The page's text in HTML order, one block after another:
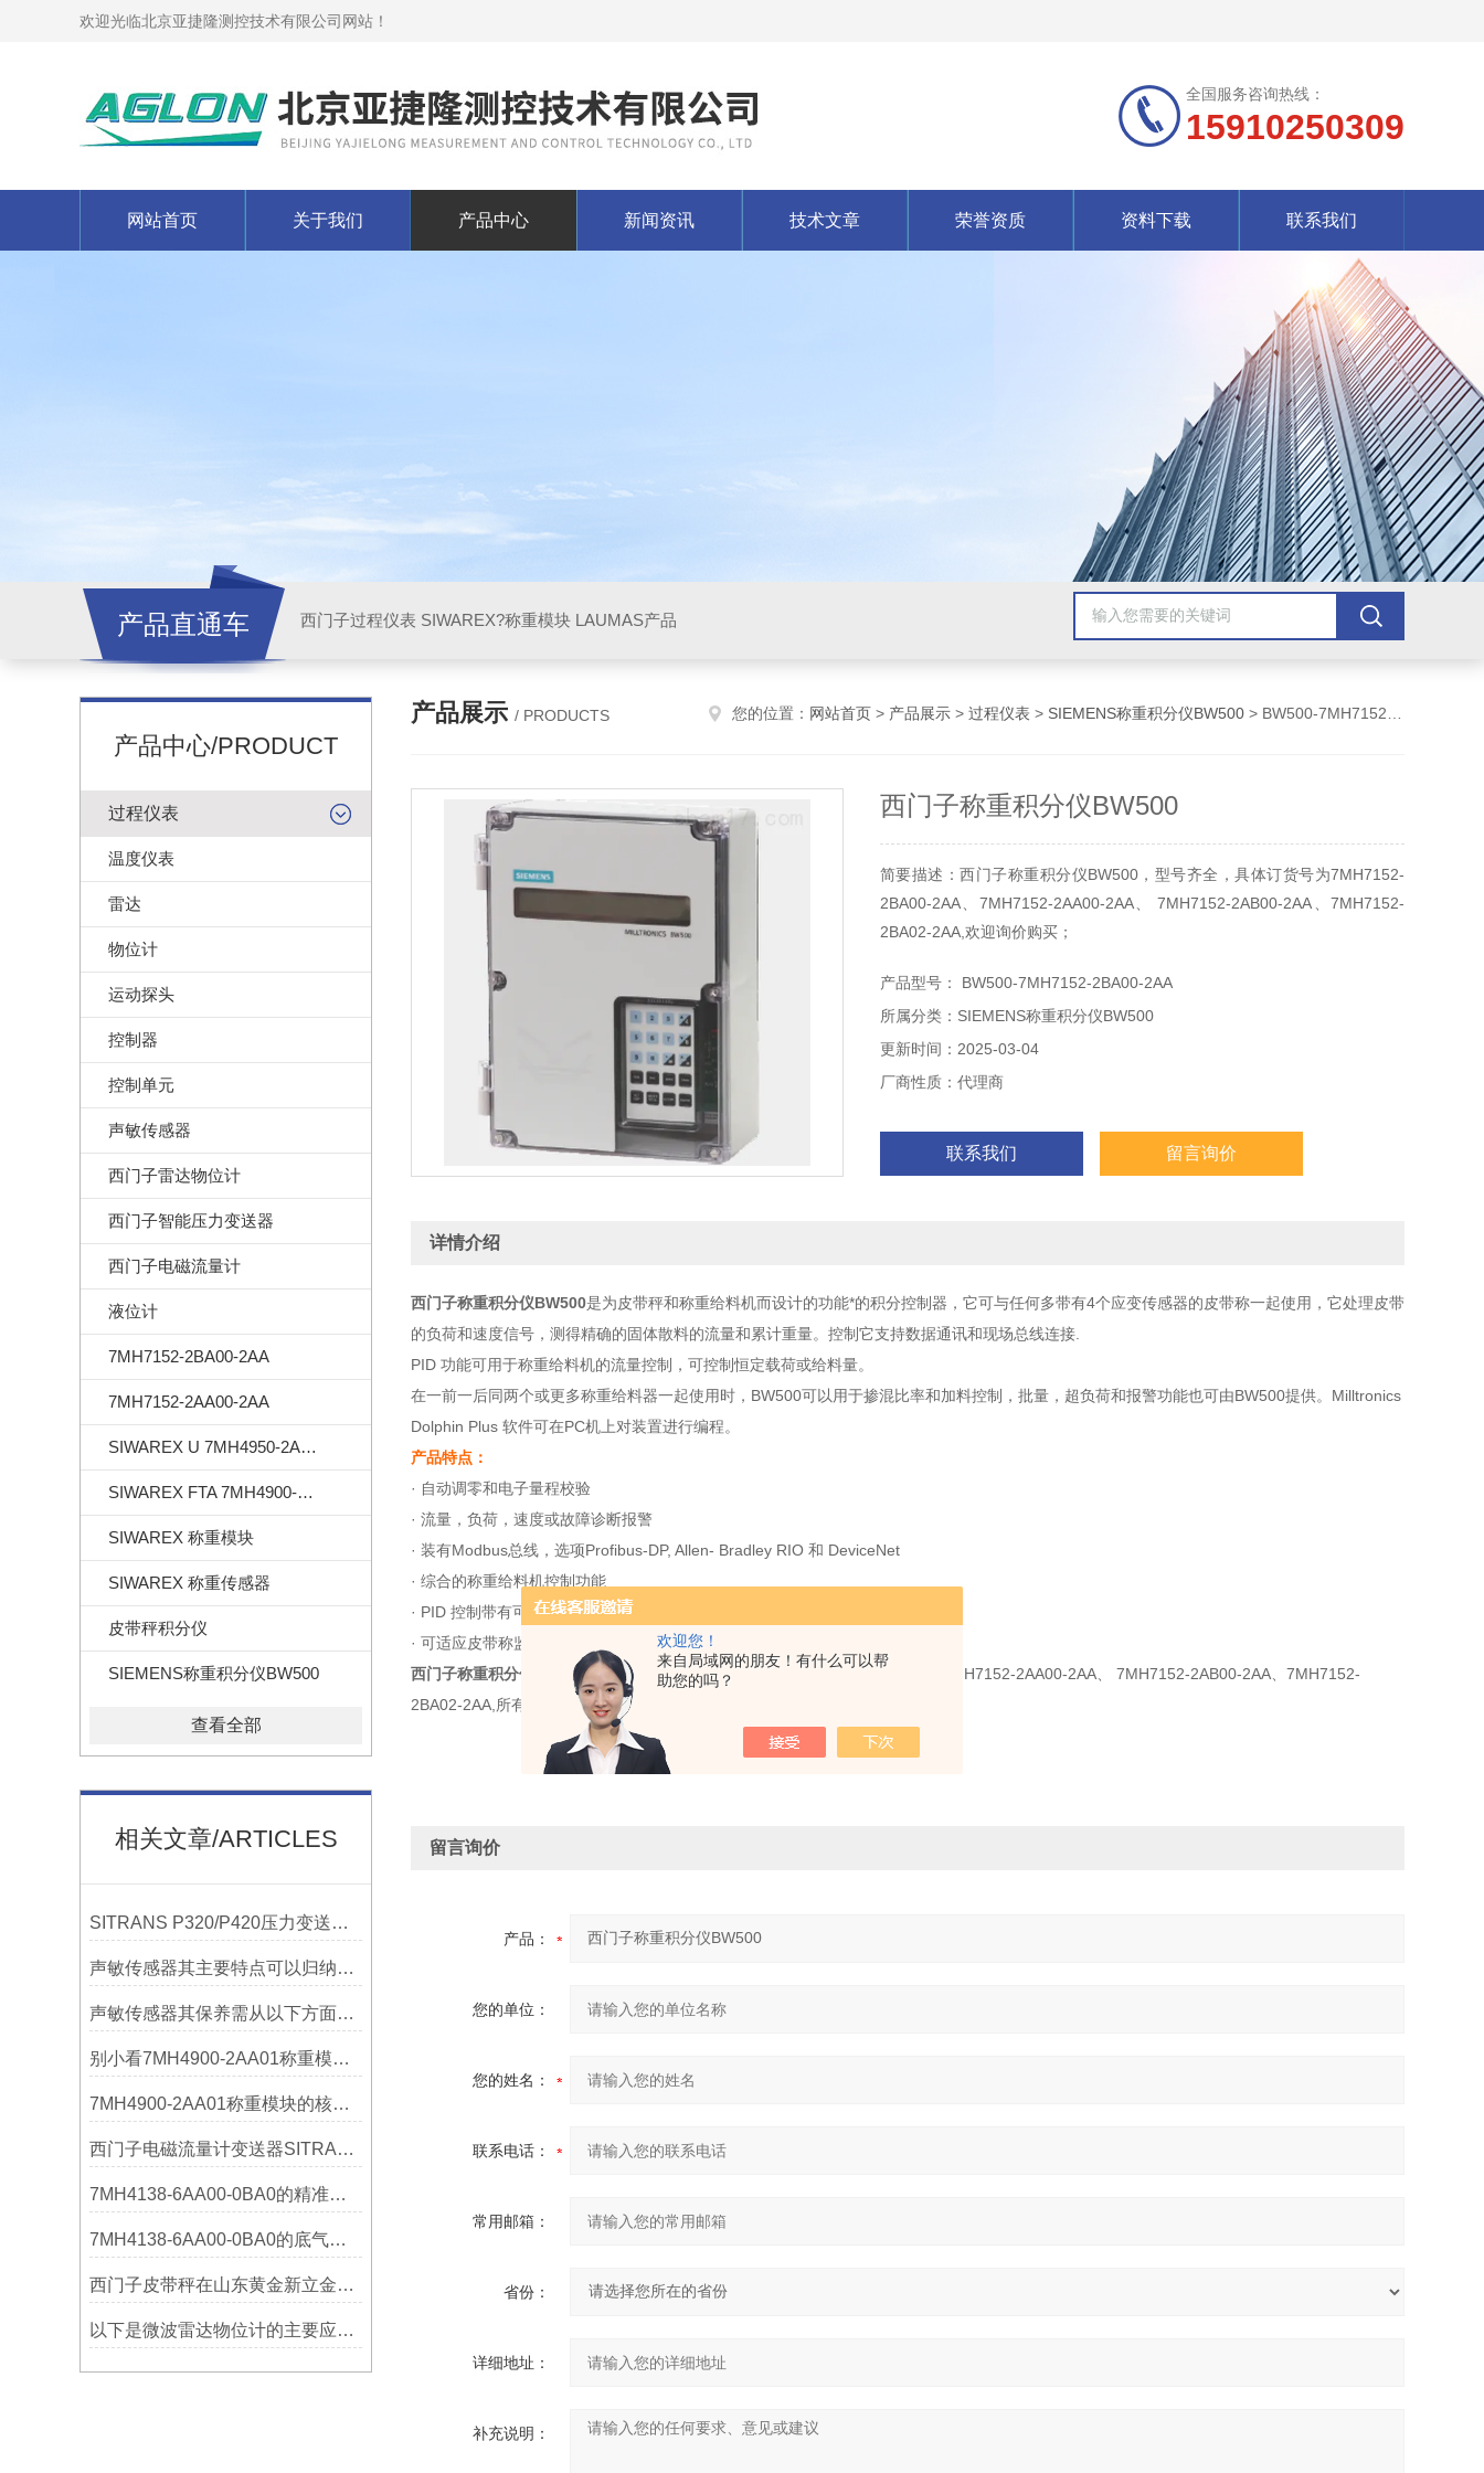
欢迎您！
来自局域网的朋友！有什么可以帮
助您的吗？
欢迎光临北京亚捷隆测控技术有限公司网站！
全国服务咨询热线：
15910250309
网站首页 关于我们 产品中心 新闻资讯 技术文章 荣誉资质 资料下载 联系我们
产品直通车 西门子过程仪表 SIWAREX?称重模块 LAUMAS产品
产品中心/PRODUCT
过程仪表
温度仪表
雷达
物位计
运动探头
控制器
控制单元
声敏传感器
西门子雷达物位计
西门子智能压力变送器
西门子电磁流量计
液位计
7MH7152-2BA00-2AA
7MH7152-2AA00-2AA
SIWAREX U 7MH4950-2AA01
SIWAREX FTA 7MH4900-2AA01
SIWAREX 称重模块
SIWAREX 称重传感器
皮带秤积分仪
SIEMENS称重积分仪BW500
查看全部
相关文章/ARTICLES
SITRANS P320/P420压力变送器概述
声敏传感器其主要特点可以归纳为以下几个核心维度
声敏传感器其保养需从以下方面入手
别小看7MH4900-2AA01称重模块！这些你日常接触的领域，早已离不开它
7MH4900-2AA01称重模块的核心亮点，藏着让效率翻倍的“关键密码”
西门子电磁流量计变送器SITRANS FMT020的功能
7MH4138-6AA00-0BA0的精准从何而来？关键组成部分，藏着答案！
7MH4138-6AA00-0BA0的底气：这些核心功能，让精准称重不再是难题
西门子皮带秤在山东黄金新立金矿的成功应用
以下是微波雷达物位计的主要应用领域及具体场景分析
产品展示 / PRODUCTS 您的位置： 网站首页 > 产品展示 > 过程仪表 > SIEMENS称重积分仪BW500 > BW500-7MH7152-2BA00-2AA西门子称重积分仪BW500
西门子称重积分仪BW500
简要描述：西门子称重积分仪BW500，型号齐全，具体订货号为7MH7152-
2BA00-2AA、7MH7152-2AA00-2AA、 7MH7152-2AB00-2AA、7MH7152-
2BA02-2AA,欢迎询价购买；
产品型号： BW500-7MH7152-2BA00-2AA
所属分类：SIEMENS称重积分仪BW500
更新时间：2025-03-04
厂商性质：代理商
联系我们 留言询价
详情介绍
西门子称重积分仪BW500是为皮带秤和称重给料机而设计的功能*的积分控制器，它可与任何多带有4个应变传感器的皮带称一起使用，它处理皮带
的负荷和速度信号，测得精确的固体散料的流量和累计重量。控制它支持数据通讯和现场总线连接.
PID 功能可用于称重给料机的流量控制，可控制恒定载荷或给料量。
在一前一后同两个或更多称重给料器一起使用时，BW500可以用于掺混比率和加料控制，批量，超负荷和报警功能也可由BW500提供。Milltronics
Dolphin Plus 软件可在PC机上对装置进行编程。
产品特点：
· 自动调零和电子量程校验
· 流量，负荷，速度或故障诊断报警
· 装有Modbus总线，选项Profibus-DP, Allen- Bradley RIO 和 DeviceNet
· 综合的称重给料机控制功能
· PID 控制带有可选的模拟 I/O 卡
· 可适应皮带称监视认证
西门子称重积分仪BW500，型号齐全，具体订货号为7MH7152-2BA00-2AA、7MH7152-2AA00-2AA、 7MH7152-2AB00-2AA、7MH7152-
2BA02-2AA,所有7MH7152系列仪表*，欢迎询价购买；
留言询价
产品：
您的单位：
您的姓名：
联系电话：
常用邮箱：
省份：
详细地址：
补充说明：